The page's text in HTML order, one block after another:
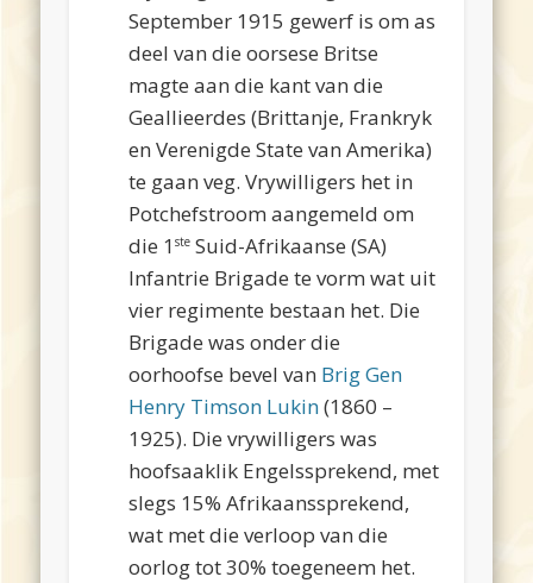
September 1915 gewerf is om as
deel van die oorsese Britse
magte aan die kant van die
Geallieerdes (Brittanje, Frankryk
en Verenigde State van Amerika)
te gaan veg. Vrywilligers het in
Potchefstroom aangemeld om
die 1ste Suid-Afrikaanse (SA)
Infantrie Brigade te vorm wat uit
vier regimente bestaan het. Die
Brigade was onder die
oorhoofse bevel van Brig Gen
Henry Timson Lukin(1860 –
1925). Die vrywilligers was
hoofsaaklik Engelssprekend, met
slegs 15% Afrikaanssprekend,
wat met die verloop van die
oorlog tot 30% toegeneem het.